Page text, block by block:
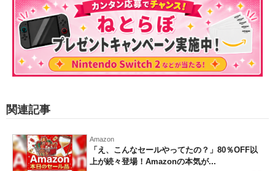
関連記事
Amazon
「え、こんなセールやってたの？」80％OFF以
上が続々登場！Amazonの本気が...